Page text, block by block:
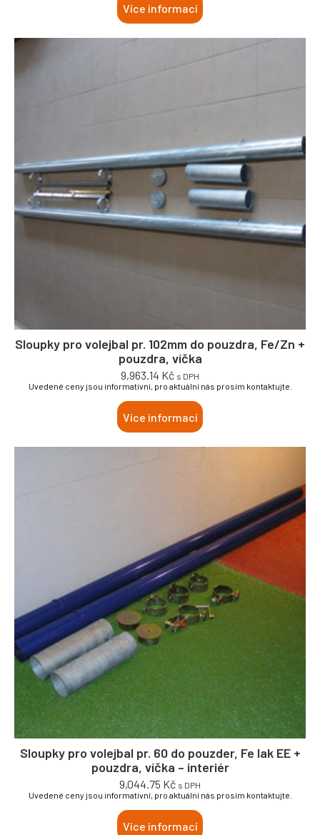
Více informací
Sloupky pro volejbal pr. 102mm do pouzdra, Fe/Zn +
pouzdra, víčka
9,963.14 Kč s DPH
Uvedené ceny jsou informativní, pro aktuální nás prosím kontaktujte.
Více informací
Sloupky pro volejbal pr. 60 do pouzder, Fe lak EE +
pouzdra, víčka – interiér
9,044.75 Kč s DPH
Uvedené ceny jsou informativní, pro aktuální nás prosím kontaktujte.
Více informací